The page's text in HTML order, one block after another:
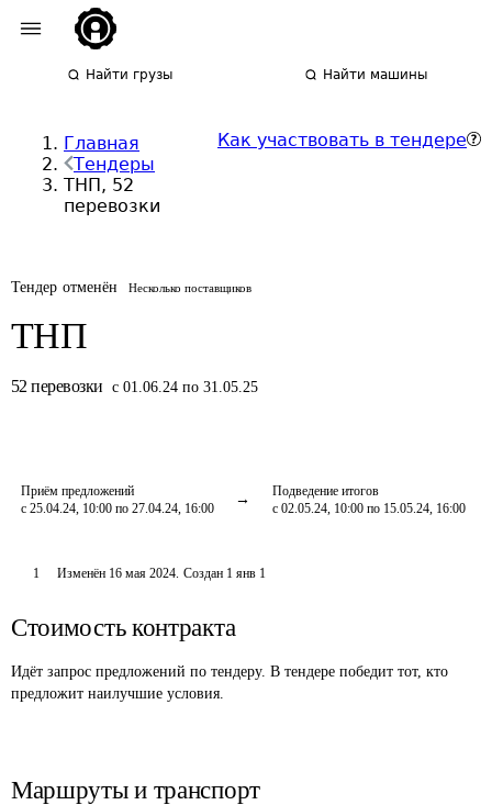
Найти грузы Найти машины
Главная
Тендеры
ТНП, 52
перевозки
Как участвовать в тендере
Тендер отменён Несколько поставщиков
ТНП
52 перевозки с 01.06.24 по 31.05.25
Приём предложений
с 25.04.24, 10:00 по 27.04.24, 16:00
Подведение итогов
с 02.05.24, 10:00 по 15.05.24, 16:00
1 Изменён 16 мая 2024. Создан 1 янв 1
Стоимость контракта
Идёт запрос предложений по тендеру. В тендере победит тот, кто
предложит наилучшие условия.
Маршруты и транспорт